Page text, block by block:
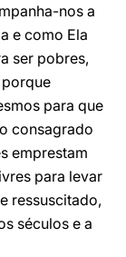
nos a
e como Ela
ser pobres,
para que
consagrado
emprestam
para levar
ressuscitado,
séculos e a